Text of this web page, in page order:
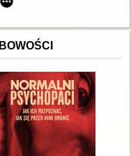
- jak szkoła może